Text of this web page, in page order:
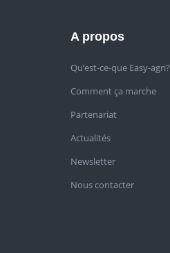
A propos
Qu’est-ce-que Easy-agri?
Comment ça marche
Partenariat
Actualités
Newsletter
Nous contacter